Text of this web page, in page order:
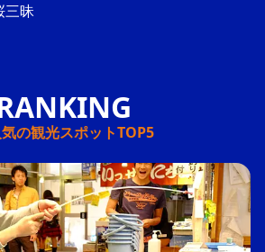
三昧
の観光スポットTOP5